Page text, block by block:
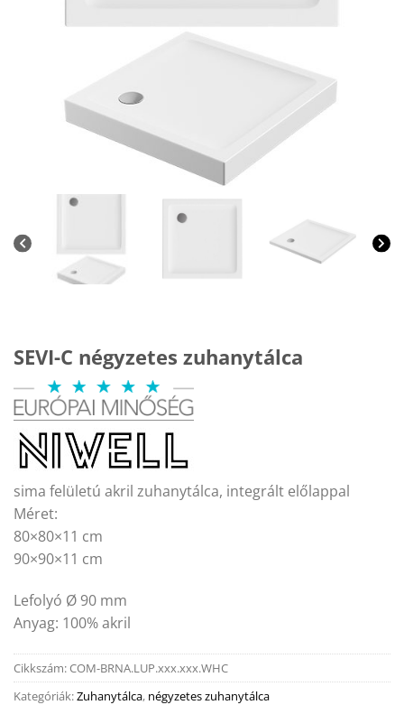
SEVI-C négyzetes zuhanytálca
sima felületú akril zuhanytálca, integrált előlappal
Méret:
80×80×11 cm
90×90×11 cm
Lefolyó Ø 90 mm
Anyag: 100% akril
Cikkszám:COM-BRNA.LUP.xxx.xxx.WHC
Kategóriák:Zuhanytálca, négyzetes zuhanytálca